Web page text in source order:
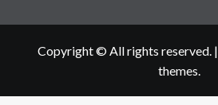
Copyright © All rights reserved. |
themes.